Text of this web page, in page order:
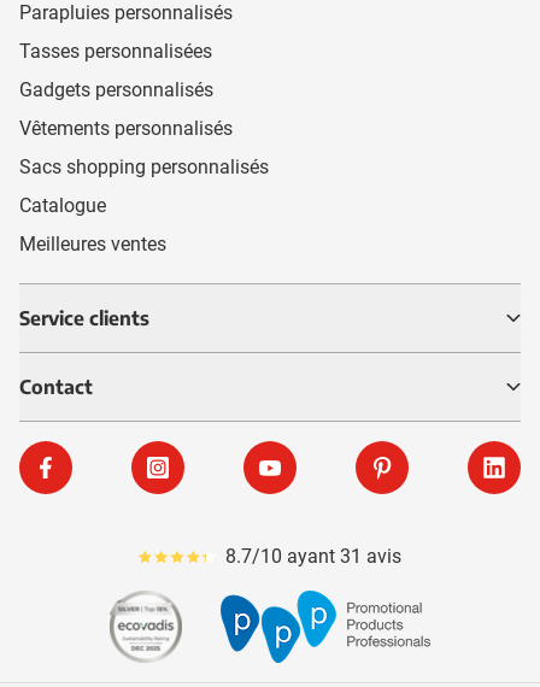
Parapluies personnalisés
Tasses personnalisées
Gadgets personnalisés
Vêtements personnalisés
Sacs shopping personnalisés
Catalogue
Meilleures ventes
Service clients
Contact
Facebook Instagram YouTube Pinterest
Le pourcentage moyen d'avis est de 87
8.7/10 ayant 31 avis